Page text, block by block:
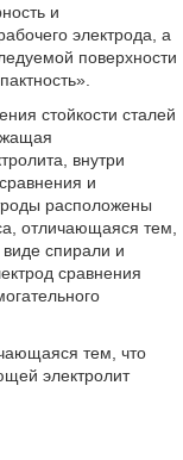
и
электрода, а
поверхности
стойкости сталей
внутри
и
расположены
отличающаяся тем,
спирали и
сравнения
тем, что
электролит